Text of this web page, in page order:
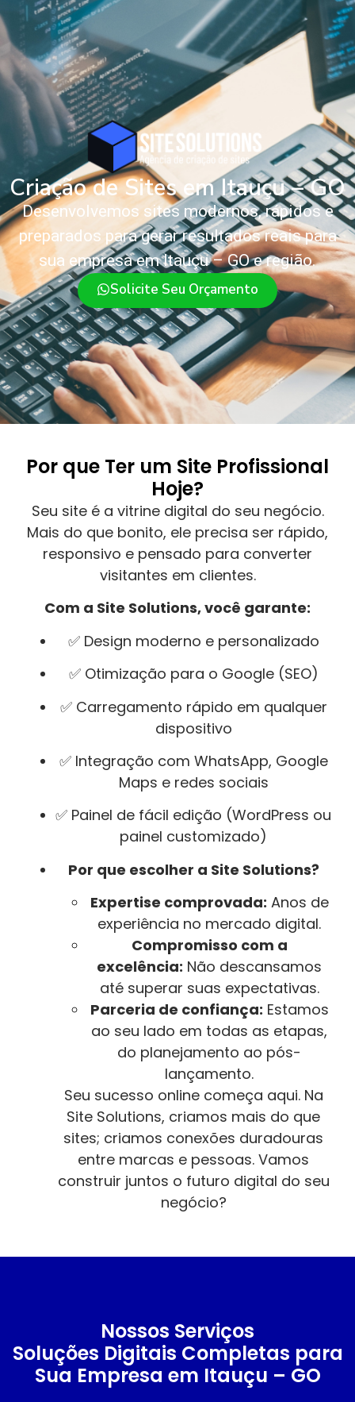
Criação de Sites em Itauçu – GO
Desenvolvemos sites modernos, rápidos e
preparados para gerar resultados reais para
sua empresa em Itauçu – GO e região.
Solicite Seu Orçamento
Por que Ter um Site Profissional
Hoje?
Seu site é a vitrine digital do seu negócio.
Mais do que bonito, ele precisa ser rápido,
responsivo e pensado para converter
visitantes em clientes.
Com a Site Solutions, você garante:
✅ Design moderno e personalizado
✅ Otimização para o Google (SEO)
✅ Carregamento rápido em qualquer
dispositivo
✅ Integração com WhatsApp, Google
Maps e redes sociais
✅ Painel de fácil edição (WordPress ou
painel customizado)
Por que escolher a Site Solutions?
Expertise comprovada: Anos de
experiência no mercado digital.
Compromisso com a
excelência: Não descansamos
até superar suas expectativas.
Parceria de confiança: Estamos
ao seu lado em todas as etapas,
do planejamento ao pós-
lançamento.
Seu sucesso online começa aqui. Na
Site Solutions, criamos mais do que
sites; criamos conexões duradouras
entre marcas e pessoas. Vamos
construir juntos o futuro digital do seu
negócio?
Nossos Serviços
Soluções Digitais Completas para
Sua Empresa em Itauçu – GO